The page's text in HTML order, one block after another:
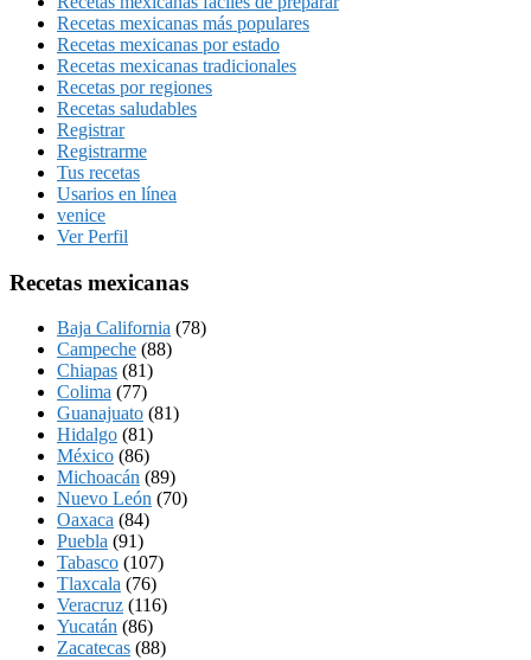
Recetas mexicanas más populares
Recetas mexicanas por estado
Recetas mexicanas tradicionales
Recetas por regiones
Recetas saludables
Registrar
Registrarme
Tus recetas
Usarios en línea
venice
Ver Perfil
Recetas mexicanas
Baja California (78)
Campeche (88)
Chiapas (81)
Colima (77)
Guanajuato (81)
Hidalgo (81)
México (86)
Michoacán (89)
Nuevo León (70)
Oaxaca (84)
Puebla (91)
Tabasco (107)
Tlaxcala (76)
Veracruz (116)
Yucatán (86)
Zacatecas (88)